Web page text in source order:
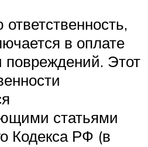
в оплате
повреждений. Этот
статьями
Кодекса РФ (в